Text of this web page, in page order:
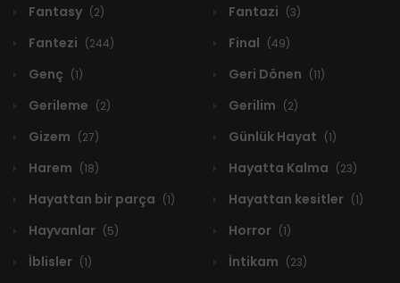
Fantasy (2) Fantazi (3)
Fantezi (244) Final (49)
Genç (1) Geri Dönen (11)
Gerileme (2) Gerilim (2)
Gizem (27) Günlük Hayat (1)
Harem (18) Hayatta Kalma (23)
Hayattan bir parça (1) Hayattan kesitler (1)
Hayvanlar (5) Horror (1)
İblisler (1) İntikam (23)